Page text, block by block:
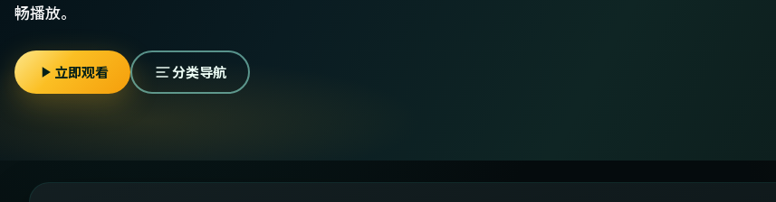
畅播放。
立即观看 分类导航